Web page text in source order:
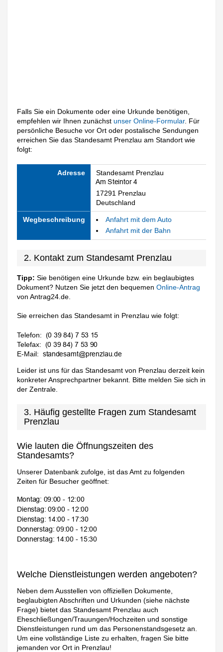
Falls Sie ein Dokumente oder eine Urkunde benötigen,
empfehlen wir Ihnen zunächstunser Online-Formular. Für
persönliche Besuche vor Ort oder postalische Sendungen
erreichen Sie das Standesamt Prenzlau am Standort wie
folgt:
Adresse Standesamt Prenzlau
17291 Prenzlau
Deutschland
Wegbeschreibung
Anfahrt mit dem Auto
Anfahrt mit der Bahn
2. Kontakt zum Standesamt Prenzlau
Tipp: Sie benötigen eine Urkunde bzw. ein beglaubigtes
Dokument? Nutzen Sie jetzt den bequemenOnline-Antrag
von Antrag24.de.
Sie erreichen das Standesamt in Prenzlau wie folgt:
Telefon:
Telefax:
E-Mail:
Leider ist uns für das Standesamt von Prenzlau derzeit kein
konkreter Ansprechpartner bekannt. Bitte melden Sie sich in
der Zentrale.
3. Häufig gestellte Fragen zum Standesamt
Prenzlau
Wie lauten die Öffnungszeiten des
Standesamts?
Unserer Datenbank zufolge, ist das Amt zu folgenden
Zeiten für Besucher geöffnet:
Welche Dienstleistungen werden angeboten?
Neben dem Ausstellen von offiziellen Dokumente,
beglaubigten Abschriften und Urkunden (siehe nächste
Frage) bietet das Standesamt Prenzlau auch
Eheschließungen/Trauungen/Hochzeiten und sonstige
Dienstleistungen rund um das Personenstandsgesetz an.
Um eine vollständige Liste zu erhalten, fragen Sie bitte
jemanden vor Ort in Prenzlau!